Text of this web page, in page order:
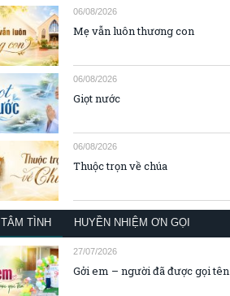
06/08/2026
Mẹ vẫn luôn thương con
06/08/2026
Giọt nước
06/08/2026
Thuộc trọn về chúa
TÂM TÌNH HUYỀN NHIỆM ƠN GỌI
27/07/2026
Gởi em – người đã được gọi tên